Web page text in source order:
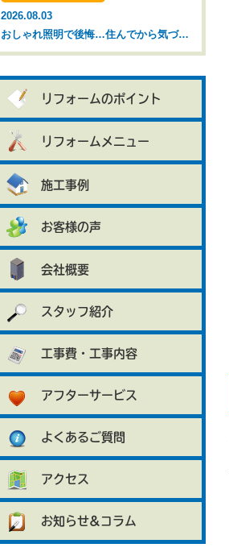
2026.08.03
おしゃれ照明で後悔…住んでから気づいた落とし穴【広島市 安佐南区 安佐北区】
リフォームのポイント
リフォームメニュー
施工事例
お客様の声
会社概要
スタッフ紹介
工事費・工事内容
アフターサービス
よくあるご質問
アクセス
お知らせ&コラム